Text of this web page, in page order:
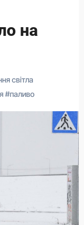
на
світла
#паливо